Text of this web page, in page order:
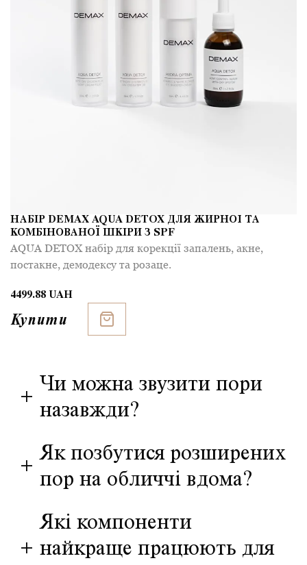
НАБІР DEMAX AQUA DETOX ДЛЯ ЖИРНОЇ ТА
КОМБІНОВАНОЇ ШКІРИ З SPF
AQUA DETOX набір для корекції запалень, акне,
постакне, демодексу та розаце.
4499.88 UAH
Купити
+
Чи можна звузити пори
назавжди?
+
Як позбутися розширених
пор на обличчі вдома?
+
Які компоненти
найкраще працюють для